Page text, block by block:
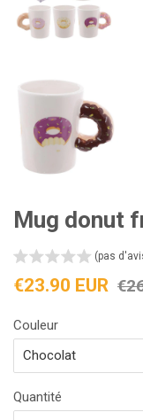
Mug donut
(pas
Prix
€23.90 EUR Prix
Couleur
Quantité